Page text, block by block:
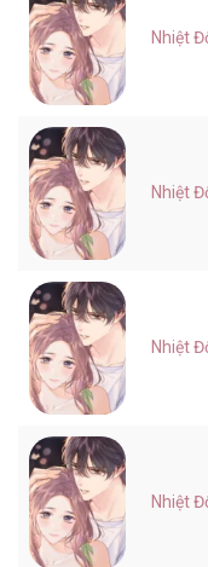
Nhiệt
Nhiệt
Nhiệt
Nhiệt